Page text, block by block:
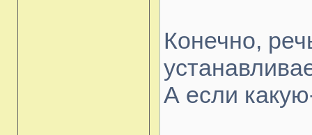
Конечно,
А если